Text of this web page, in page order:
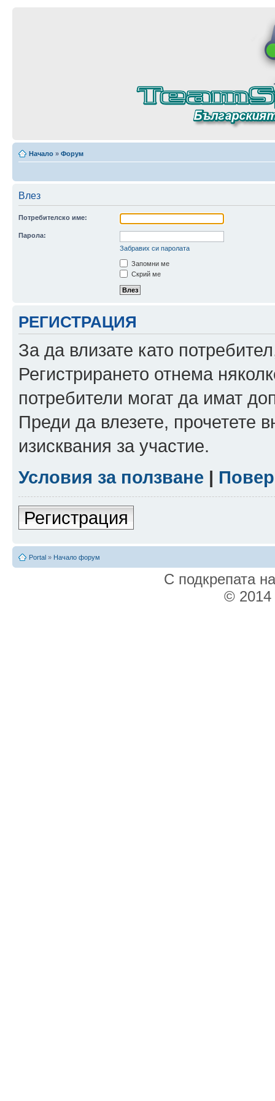
Начало » Форум
Влез
Потребителско име:
Парола:
Забравих си паролата
Запомни ме
Скрий ме
РЕГИСТРАЦИЯ
За да влизате като
Регистрирането отнема
потребители могат да имат
Преди да влезете, прочетете
изисквания за участие.
Условия за ползване |
Регистрация
Portal » Начало форум
С подкрепата
© 2014